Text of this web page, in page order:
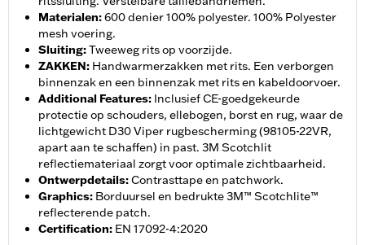
Materialen:600 denier 100% polyester. 100% Polyester
mesh voering.
Sluiting:Tweeweg rits op voorzijde.
ZAKKEN: Handwarmerzakken met rits. Een verborgen
binnenzak en een binnenzak met rits en kabeldoorvoer.
Additional Features: Inclusief CE-goedgekeurde
protectie op schouders, ellebogen, borst en rug, waar de
lichtgewicht D30 Viper rugbescherming (98105-22VR,
apart aan te schaffen) in past. 3M Scotchlit
reflectiemateriaal zorgt voor optimale zichtbaarheid.
Ontwerpdetails:Contrasttape en patchwork.
Graphics: Borduursel en bedrukte 3M™ Scotchlite™
reflecterende patch.
Certification: EN 17092-4:2020